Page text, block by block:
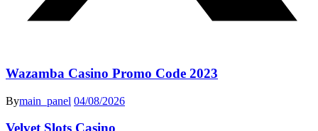
Wazamba Casino Promo Code 2023
Bymain_panel 04/08/2026